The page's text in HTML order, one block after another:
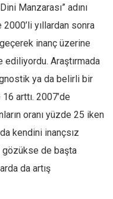
Manzarası” adını
yıllardan sonra
inanç üzerine
Araştırmada
ya da belirli bir
arttı. 2007’de
oranı yüzde 25 iken
kendini inançsız
gözükse de başta
da artış